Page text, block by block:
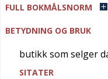
FULL BOKMÅLSNORM
BETYDNING OG BRUK
butikk som selger
SITATER